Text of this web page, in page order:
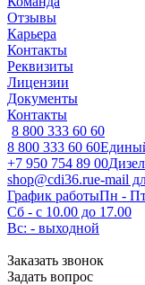
Отзывы
Карьера
Контакты
Реквизиты
Лицензии
Документы
Контакты
8 800 333 60 60
8 800 333 60 60
+7 950 754 89 00
shop@cdi36.rue-mail
График работыПн -
Сб - с 10.00 до 17.00
Вс: - выходной
Заказать звонок
Задать вопрос